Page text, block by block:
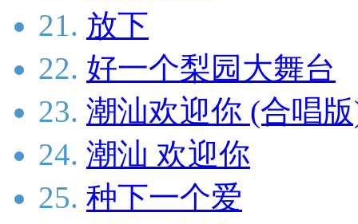
21. 放下
22. 好一个梨园大舞台
23. 潮汕欢迎你 (合唱
24. 潮汕 欢迎你
25. 种下一个爱